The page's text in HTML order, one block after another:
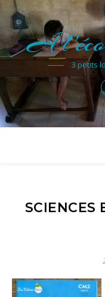
A
3 petits
SCIENCES